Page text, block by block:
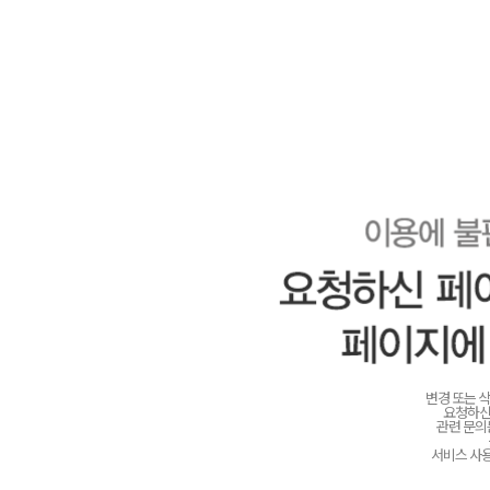
변경 또는
요청하
관련 문
서비스 사